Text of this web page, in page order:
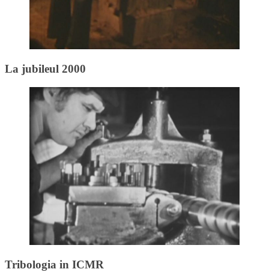
La jubileul 2000
Tribologia in ICMR